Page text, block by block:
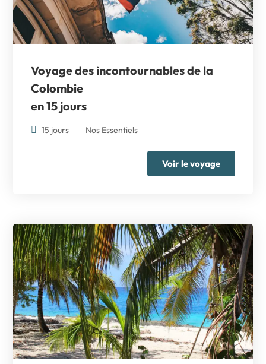
Voyage des incontournables de la
Colombie
en 15 jours
15 jours Nos Essentiels
Voir le voyage